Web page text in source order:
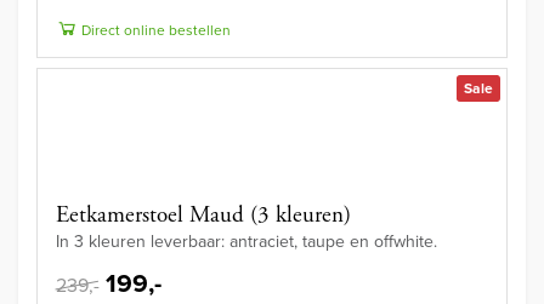
Direct online bestellen
Sale
Eetkamerstoel Maud (3 kleuren)
In 3 kleuren leverbaar: antraciet, taupe en offwhite.
239,- 199,-